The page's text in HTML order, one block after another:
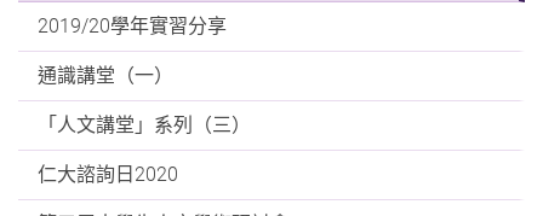
2019/20學年實習分享
通識講堂（一）
「人文講堂」系列（三）
仁大諮詢日2020